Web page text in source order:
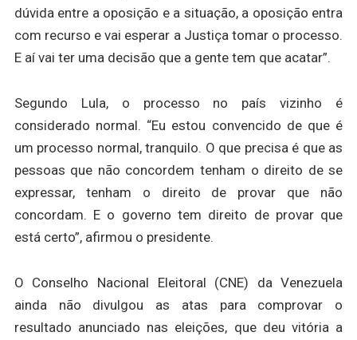
dúvida entre a oposição e a situação, a oposição entra
com recurso e vai esperar a Justiça tomar o processo.
E aí vai ter uma decisão que a gente tem que acatar”.
Segundo Lula, o processo no país vizinho é
considerado normal. “Eu estou convencido de que é
um processo normal, tranquilo. O que precisa é que as
pessoas que não concordem tenham o direito de se
expressar, tenham o direito de provar que não
concordam. E o governo tem direito de provar que
está certo”, afirmou o presidente.
O Conselho Nacional Eleitoral (CNE) da Venezuela
ainda não divulgou as atas para comprovar o
resultado anunciado nas eleições, que deu vitória a